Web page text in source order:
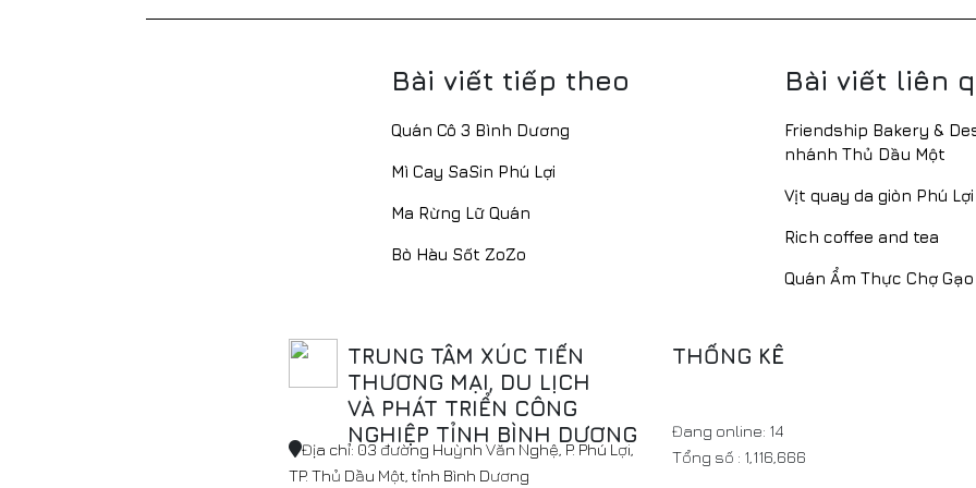
Bài viết tiếp theo
Quán Cô 3 Bình Dương
Mì Cay SaSin Phú Lợi
Ma Rừng Lữ Quán
Bò Hàu Sốt ZoZo
Bài viết liên
Friendship Bakery &
nhánh Thủ Dầu Một
Vịt quay da giòn Phú Lợi
Rich coffee and tea
Quán Ẩm Thực Chợ Gạo
TRUNG TÂM XÚC TIẾN
THƯƠNG MẠI, DU LỊCH
VÀ PHÁT TRIỂN CÔNG
NGHIỆP TỈNH BÌNH DƯƠNG
Địa chỉ: 03 đường Huỳnh Văn Nghệ, P. Phú Lợi,
TP. Thủ Dầu Một, tỉnh Bình Dương
THỐNG KÊ
Đang online: 14
Tổng số : 1,116,666